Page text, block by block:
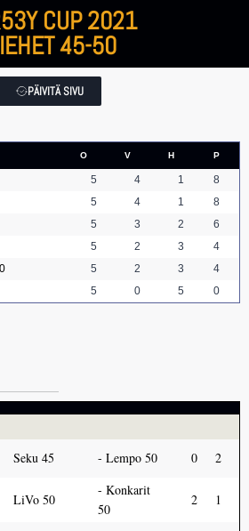
CUP 2021
45-50
PÄIVITÄ SIVU
O V H P
5 4 1
8
5 4 1
8
5 3 2
6
5 2 3
4
5 2 3
4
5 0 5 0
Seku 45 Lempo 50 0 2
LiVo 50
Konkarit
50
2 1